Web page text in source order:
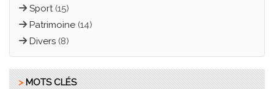
Sport(15)
Patrimoine(14)
Divers(8)
>MOTS CLÉS